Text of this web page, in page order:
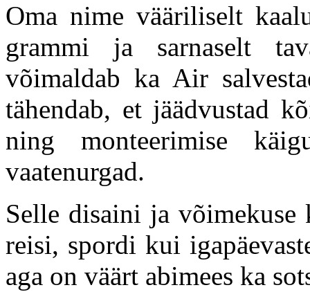
Oma nime vääriliselt
grammi ja sarnaselt
võimaldab ka Air
tähendab, et jäädvustad
ning monteerimise
vaatenurgad.
Selle disaini ja
reisi, spordi kui
aga on väärt abimees ka